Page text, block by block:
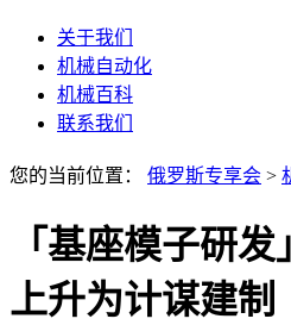
关于我们
机械自动化
机械百科
联系我们
您的当前位置： 俄罗斯专享会 >
「基座模子研
上升为计谋建制